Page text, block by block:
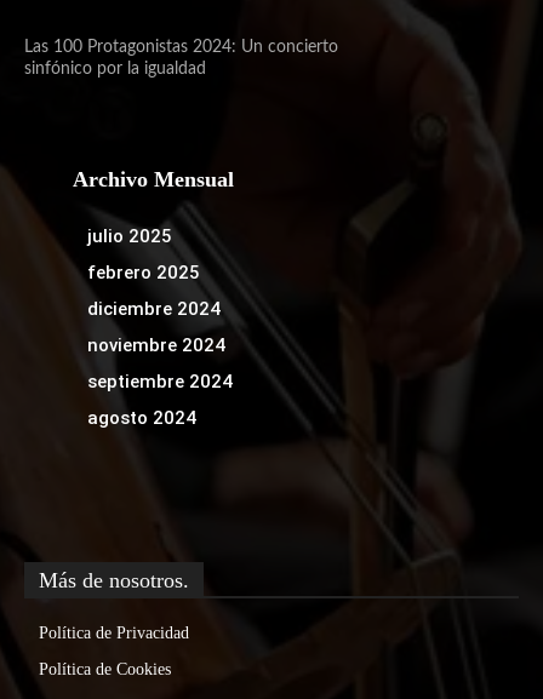
Las 100 Protagonistas 2024: Un concierto
sinfónico por la igualdad
Archivo Mensual
julio 2025
febrero 2025
diciembre 2024
noviembre 2024
septiembre 2024
agosto 2024
Más de nosotros.
Política de Privacidad
Política de Cookies